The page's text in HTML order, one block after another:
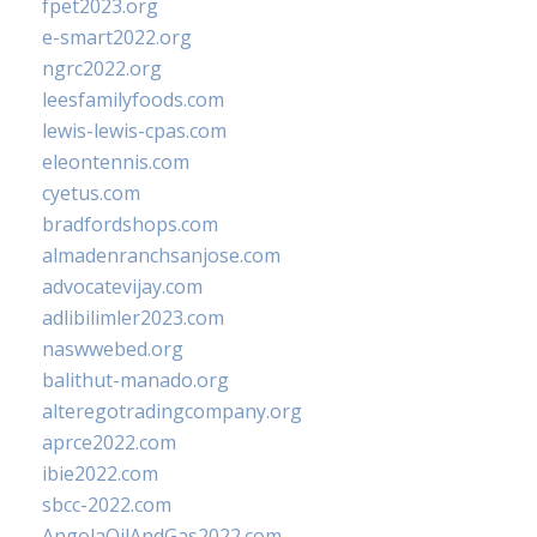
fpet2023.org
e-smart2022.org
ngrc2022.org
leesfamilyfoods.com
lewis-lewis-cpas.com
eleontennis.com
cyetus.com
bradfordshops.com
almadenranchsanjose.com
advocatevijay.com
adlibilimler2023.com
naswwebed.org
balithut-manado.org
alteregotradingcompany.org
aprce2022.com
ibie2022.com
sbcc-2022.com